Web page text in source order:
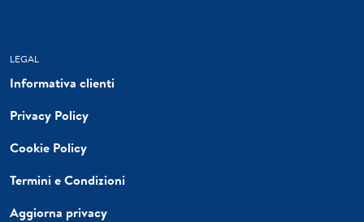
LEGAL
Informativa clienti
Privacy Policy
Cookie Policy
Termini e Condizioni
Aggiorna privacy